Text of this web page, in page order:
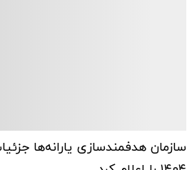
سازمان هدفمندسازی یارانه‌ها